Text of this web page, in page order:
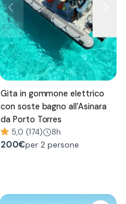
Gita in gommone elettrico
con soste bagno all'Asinara
da Porto Torres
5,0 (174) 8h
200€per 2 persone